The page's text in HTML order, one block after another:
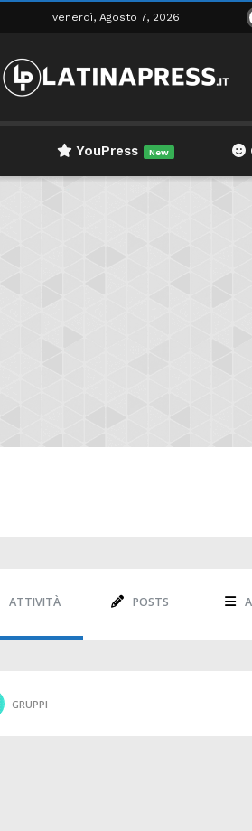
venerdì, Agosto 7, 2026
YouPress New
ATTIVITÀ POSTS
GRUPPI